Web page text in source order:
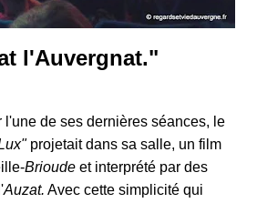
l'Auvergnat."
l'une de ses dernières séances, le
projetait dans sa salle, un film
Brioude et interprété par des
Auzat. Avec cette simplicité qui